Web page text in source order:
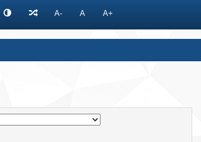
A- A A+